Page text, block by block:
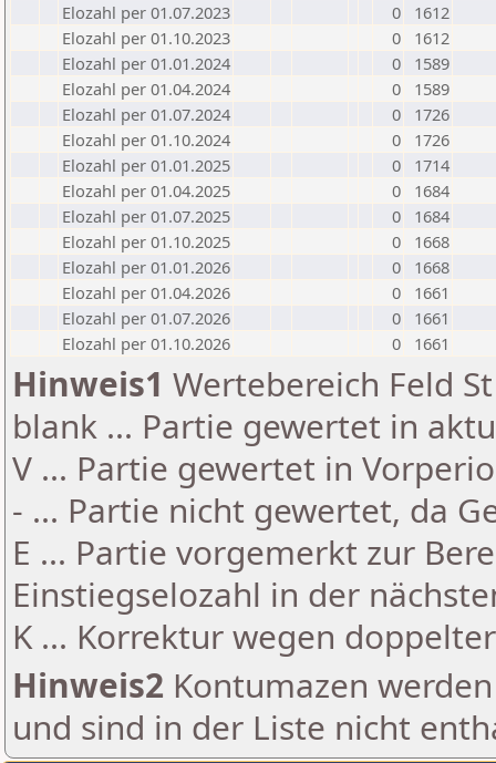
Elozahl per 01.07.2023
0
1612
Elozahl per 01.10.2023
0
1612
Elozahl per 01.01.2024
0
1589
Elozahl per 01.04.2024
0
1589
Elozahl per 01.07.2024
0
1726
Elozahl per 01.10.2024
0
1726
Elozahl per 01.01.2025
0
1714
Elozahl per 01.04.2025
0
1684
Elozahl per 01.07.2025
0
1684
Elozahl per 01.10.2025
0
1668
Elozahl per 01.01.2026
0
1668
Elozahl per 01.04.2026
0
1661
Elozahl per 01.07.2026
0
1661
Elozahl per 01.10.2026
0 1661
Hinweis1 Wertebereich Feld
blank ... Partie gewertet in
V ... Partie gewertet in
- ... Partie nicht gewertet, da
E ... Partie vorgemerkt zur
Einstiegselozahl in der
K ... Korrektur wegen
Hinweis2 Kontumazen
und sind in der Liste nicht